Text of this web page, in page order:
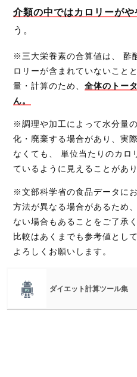
介類の中ではカロリーがや
う。
※三大栄養素の合算値は、 酢
ロリーが含まれていないこと
量・計算のため、 全体のトー
ん。
※調理や加工によって水分量
化・廃棄する場合があり、実
なくても、 単位当たりのカロ
ているように見えることがあり
※文部科学省の食品データに
方法が異なる場合があるため
ない場合もあることをご了承
比較はあくまでも参考値とし
よろしくお願いします。
ダイエット計算ツール集